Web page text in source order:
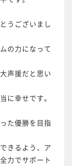
うございまし
の力になって
声援だと思い
に幸せです。
た優勝を目指
きるよう、ア
力でサポート